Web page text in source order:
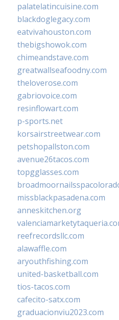
palatelatincuisine.com
blackdoglegacy.com
eatvivahouston.com
thebigshowok.com
chimeandstave.com
greatwallseafoodny.com
theloverose.com
gabriovoice.com
resinflowart.com
p-sports.net
korsairstreetwear.com
petshopallston.com
avenue26tacos.com
topgglasses.com
missblackpasadena.com
anneskitchen.org
reefrecordsllc.com
alawaffle.com
aryouthfishing.com
united-basketball.com
tios-tacos.com
cafecito-satx.com
graduacionviu2023.com